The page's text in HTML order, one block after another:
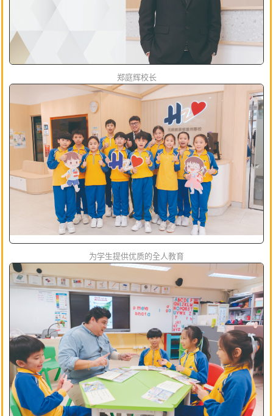
郑庭辉校长
为学生提供优质的全人教育